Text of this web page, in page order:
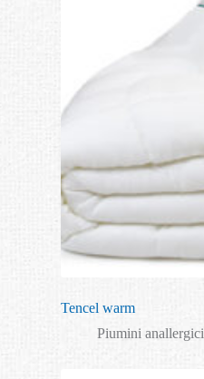
Tencel warm
Piumini anallergici